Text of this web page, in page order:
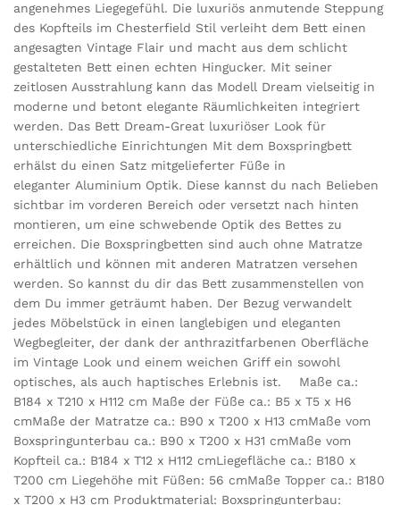
angenehmes Liegegefühl. Die luxuriös anmutende Steppung
des Kopfteils im Chesterfield Stil verleiht dem Bett einen
angesagten Vintage Flair und macht aus dem schlicht
gestalteten Bett einen echten Hingucker. Mit seiner
zeitlosen Ausstrahlung kann das Modell Dream vielseitig in
moderne und betont elegante Räumlichkeiten integriert
werden. Das Bett Dream-Great luxuriöser Look für
unterschiedliche Einrichtungen Mit dem Boxspringbett
erhälst du einen Satz mitgelieferter Füße in
eleganter Aluminium Optik. Diese kannst du nach Belieben
sichtbar im vorderen Bereich oder versetzt nach hinten
montieren, um eine schwebende Optik des Bettes zu
erreichen. Die Boxspringbetten sind auch ohne Matratze
erhältlich und können mit anderen Matratzen versehen
werden. So kannst du dir das Bett zusammenstellen von
dem Du immer geträumt haben. Der Bezug verwandelt
jedes Möbelstück in einen langlebigen und eleganten
Wegbegleiter, der dank der anthrazitfarbenen Oberfläche
im Vintage Look und einem weichen Griff ein sowohl
optisches, als auch haptisches Erlebnis ist. Maße ca.:
B184 x T210 x H112 cm Maße der Füße ca.: B5 x T5 x H6
cmMaße der Matratze ca.: B90 x T200 x H13 cmMaße vom
Boxspringunterbau ca.: B90 x T200 x H31 cmMaße vom
Kopfteil ca.: B184 x T12 x H112 cmLiegefläche ca.: B180 x
T200 cm Liegehöhe mit Füßen: 56 cmMaße Topper ca.: B180
x T200 x H3 cm Produktmaterial: Boxspringunterbau: